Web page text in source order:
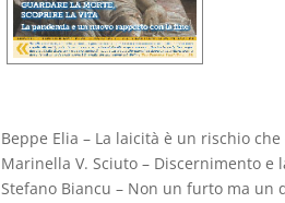
Beppe Elia – La laicità è un rischio
Marinella V. Sciuto – Discernimento e
Stefano Biancu – Non un furto ma un